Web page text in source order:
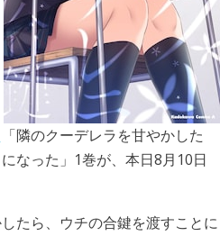
「隣のクーデレラを甘やかした
なった」1巻が、本日8月10日
たら、ウチの合鍵を渡すことに